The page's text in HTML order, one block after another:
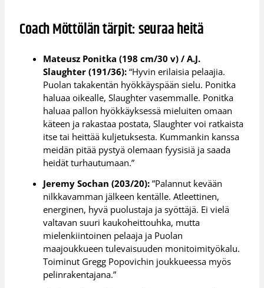
Coach Möttölän tärpit: seuraa heitä
Mateusz Ponitka (198 cm/30 v) / A.J.
Slaughter (191/36): “Hyvin erilaisia pelaajia.
Puolan takakentän hyökkäyspään sielu. Ponitka
haluaa oikealle, Slaughter vasemmalle. Ponitka
haluaa pallon hyökkäyksessä mieluiten omaan
käteen ja rakastaa postata, Slaughter voi ratkaista
itse tai heittää kuljetuksesta. Kummankin kanssa
meidän pitää pystyä olemaan fyysisiä ja saada
heidät turhautumaan.”
Jeremy Sochan (203/20): ”Palannut kevään
nilkkavamman jälkeen kentälle. Atleettinen,
energinen, hyvä puolustaja ja syöttäjä. Ei vielä
valtavan suuri kaukoheittouhka, mutta
mielenkiintoinen pelaaja ja Puolan
maajoukkueen tulevaisuuden monitoimityökalu.
Toiminut Gregg Popovichin joukkueessa myös
pelinrakentajana.”